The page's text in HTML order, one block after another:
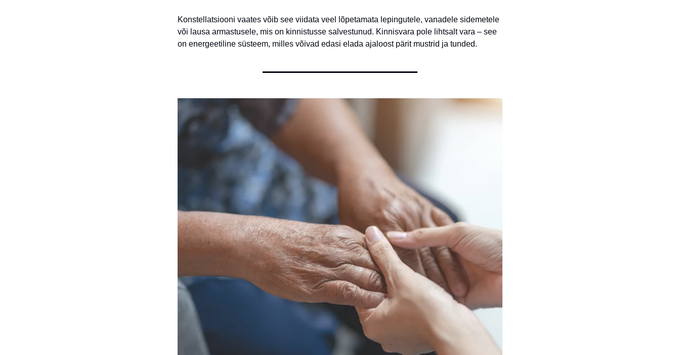
Konstellatsiooni vaates võib see viidata veel lõpetamata lepingutele, vanadele sidemetele
või lausa armastusele, mis on kinnistusse salvestunud. Kinnisvara pole lihtsalt vara – see
on energeetiline süsteem, milles võivad edasi elada ajaloost pärit mustrid ja tunded.